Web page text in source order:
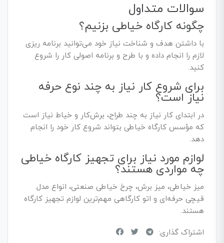
سوالات متداول
چگونه کارگاه خیاطی بزنیم؟
با داشتن هدف و شناخت نیاز خود می‌توانید برنامه ریزی
لازم را انجام داده و با طرح و برنامه اصولی کار را شروع
کنید.
برای شروع کار نیاز به چند نوع حرفه
نیاز است؟
در ابتدای کار نیاز به چند طراح، برش‌کار و خیاط نیاز است
که مؤسس کارگاه خیاطی بتواند شروع کار خود را انجام
دهد.
لوازم مورد نیاز برای تجهیز کارگاه خیاطی
چه مواردی هستند؟
میز خیاطی، میز برش، چرخ خیاطی صنعتی، انواع مدل
قیچی حرفه‌ای و اتو کارگاهی مهم‌ترین لوازم تجهیز کارگاه
هستند.
اشتراک گذاری: